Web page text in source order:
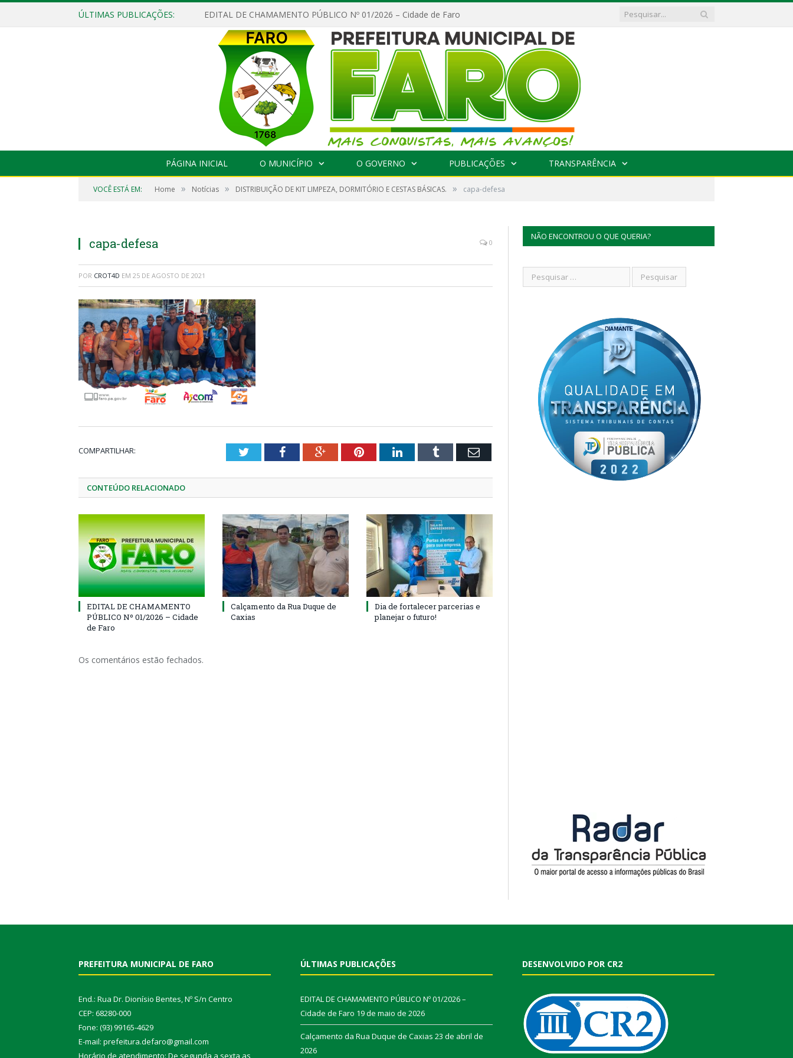
ÚLTIMAS PUBLICAÇÕES: EDITAL DE CHAMAMENTO PÚBLICO Nº 01/2026 – Cidade de Faro
PÁGINA INICIAL O MUNICÍPIO O GOVERNO PUBLICAÇÕES TRANSPARÊNCIA
VOCÊ ESTÁ EM: Home » Notícias » DISTRIBUIÇÃO DE KIT LIMPEZA, DORMITÓRIO E CESTAS BÁSICAS. » capa-defesa
capa-defesa 0
POR CROT4D EM 25 DE AGOSTO DE 2021
COMPARTILHAR: TwitterFacebookGoogle+PinterestLinkedInTumblr Email
CONTEÚDO RELACIONADO
EDITAL DE CHAMAMENTO
PÚBLICO Nº 01/2026 – Cidade
de Faro
Calçamento da Rua Duque de
Caxias
Dia de fortalecer parcerias e
planejar o futuro!
Os comentários estão fechados.
NÃO ENCONTROU O QUE QUERIA?
PREFEITURA MUNICIPAL DE FARO
End.: Rua Dr. Dionísio Bentes, Nº S/n Centro
CEP: 68280-000
Fone: (93) 99165-4629
E-mail: prefeitura.defaro@gmail.com
Horário de atendimento: De segunda a sexta as
ÚLTIMAS PUBLICAÇÕES
EDITAL DE CHAMAMENTO PÚBLICO Nº 01/2026 –
Cidade de Faro 19 de maio de 2026
Calçamento da Rua Duque de Caxias 23 de abril de
2026
DESENVOLVIDO POR CR2